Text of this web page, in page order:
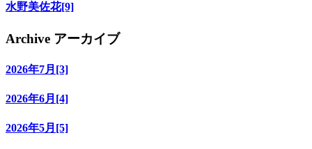
水野美佐花[9]
Archive アーカイブ
2026年7月[3]
2026年6月[4]
2026年5月[5]